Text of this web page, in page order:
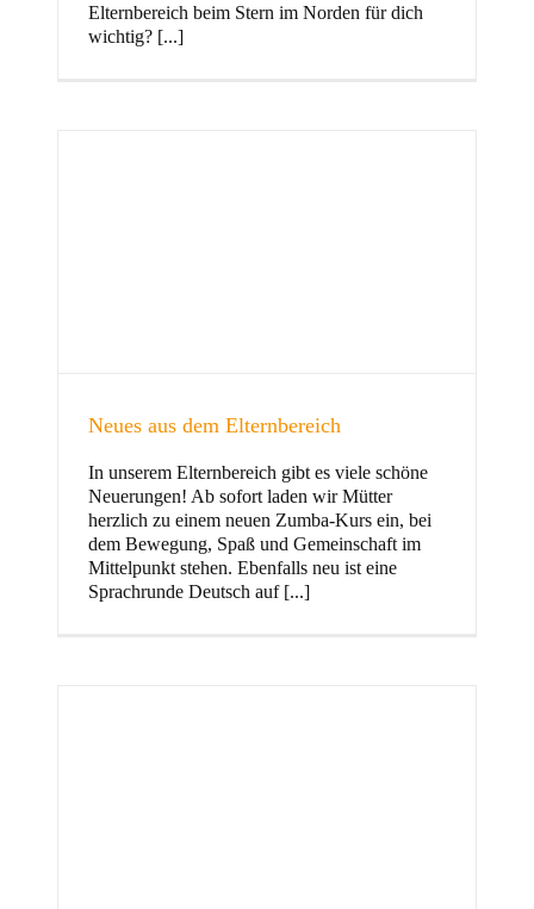
Kinder
Elternbereich beim Stern im Norden für dich
wichtig? [...]
Neues aus dem Elternbereich
In unserem Elternbereich gibt es viele schöne
Neuerungen! Ab sofort laden wir Mütter
herzlich zu einem neuen Zumba-Kurs ein, bei
dem Bewegung, Spaß und Gemeinschaft im
Mittelpunkt stehen. Ebenfalls neu ist eine
Sprachrunde Deutsch auf [...]